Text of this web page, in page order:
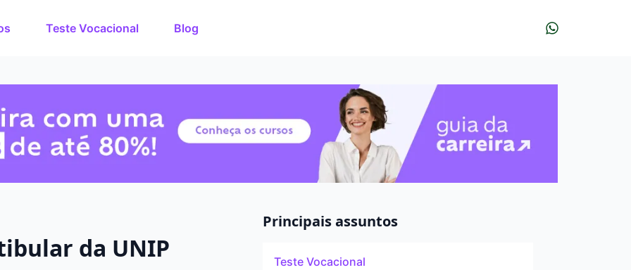
Teste Vocacional Blog
da UNIP
Principais assuntos
Teste Vocacional
dos
estudos de até 80%
O que você quer estudar?
Em que cidade quer estudar?